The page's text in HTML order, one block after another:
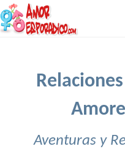
Aventuras y